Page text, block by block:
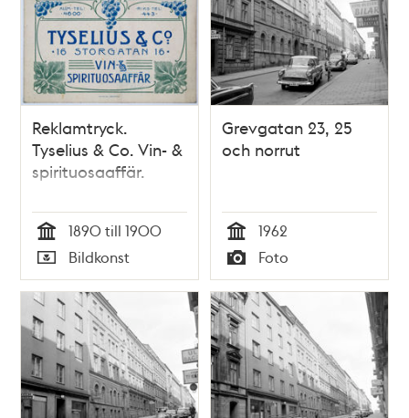
Reklamtryck.
Tyselius & Co. Vin- &
spirituosaaffär.
Tid
1890 till 1900
Typ
Bildkonst
Grevgatan 23, 25
och norrut
Tid
1962
Typ
Foto